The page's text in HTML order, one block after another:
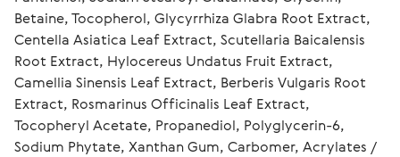
Betaine, Tocopherol, Glycyrrhiza Glabra Root Extract,
Centella Asiatica Leaf Extract, Scutellaria Baicalensis
Root Extract, Hylocereus Undatus Fruit Extract,
Camellia Sinensis Leaf Extract, Berberis Vulgaris Root
Extract, Rosmarinus Officinalis Leaf Extract,
Tocopheryl Acetate, Propanediol, Polyglycerin-6,
Sodium Phytate, Xanthan Gum, Carbomer, Acrylates /